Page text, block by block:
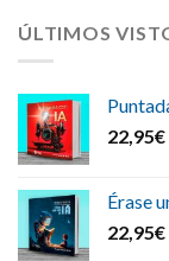
ÚLTIMOS
22,95€
Érase
22,95€